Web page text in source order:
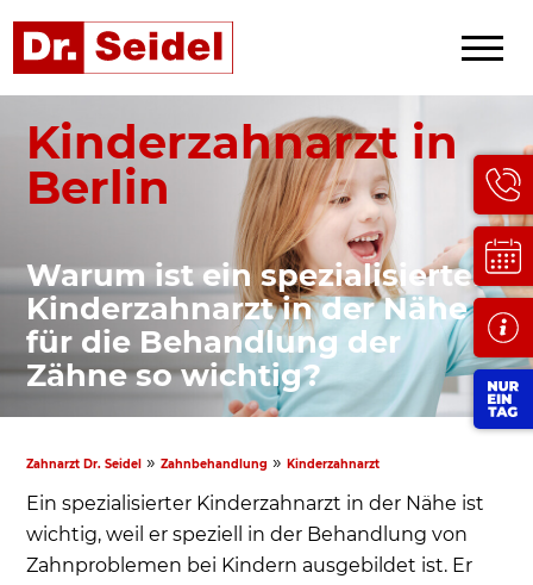
Zahnarzt Dr. Seidel »Zahnbehandlung »Kinderzahnarzt
Kinderzahnarzt in
Berlin
Warum ist ein spezialisierter
Kinderzahnarzt in der Nähe
für die Behandlung der
Zähne so wichtig?
Ein spezialisierter Kinderzahnarzt in der Nähe ist
wichtig, weil er speziell in der Behandlung von
Zahnproblemen bei Kindern ausgebildet ist. Er